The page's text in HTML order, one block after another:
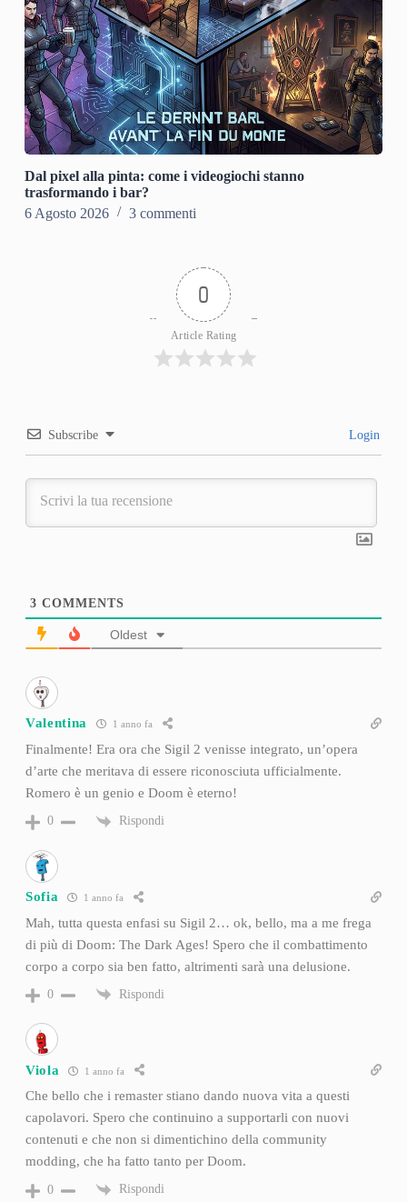
Dal pixel alla pinta: come i videogiochi stanno
trasformando i bar?
6 Agosto 2026
3 commenti
0
Article Rating
Subscribe Login
3 COMMENTS
Oldest
Valentina 1 anno fa
Finalmente! Era ora che Sigil 2 venisse integrato, un’opera
d’arte che meritava di essere riconosciuta ufficialmente.
Romero è un genio e Doom è eterno!
0 Rispondi
Sofia 1 anno fa
Mah, tutta questa enfasi su Sigil 2… ok, bello, ma a me frega
di più di Doom: The Dark Ages! Spero che il combattimento
corpo a corpo sia ben fatto, altrimenti sarà una delusione.
0 Rispondi
Viola 1 anno fa
Che bello che i remaster stiano dando nuova vita a questi
capolavori. Spero che continuino a supportarli con nuovi
contenuti e che non si dimentichino della community
modding, che ha fatto tanto per Doom.
0 Rispondi